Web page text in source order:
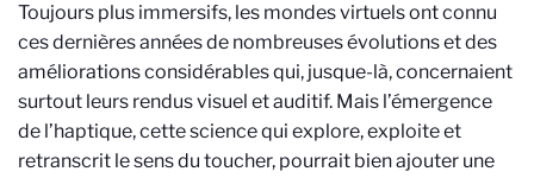
Toujours plus immersifs, les mondes virtuels ont connu
ces dernières années de nombreuses évolutions et des
améliorations considérables qui, jusque-là, concernaient
surtout leurs rendus visuel et auditif. Mais l’émergence
de l’haptique, cette science qui explore, exploite et
retranscrit le sens du toucher, pourrait bien ajouter une